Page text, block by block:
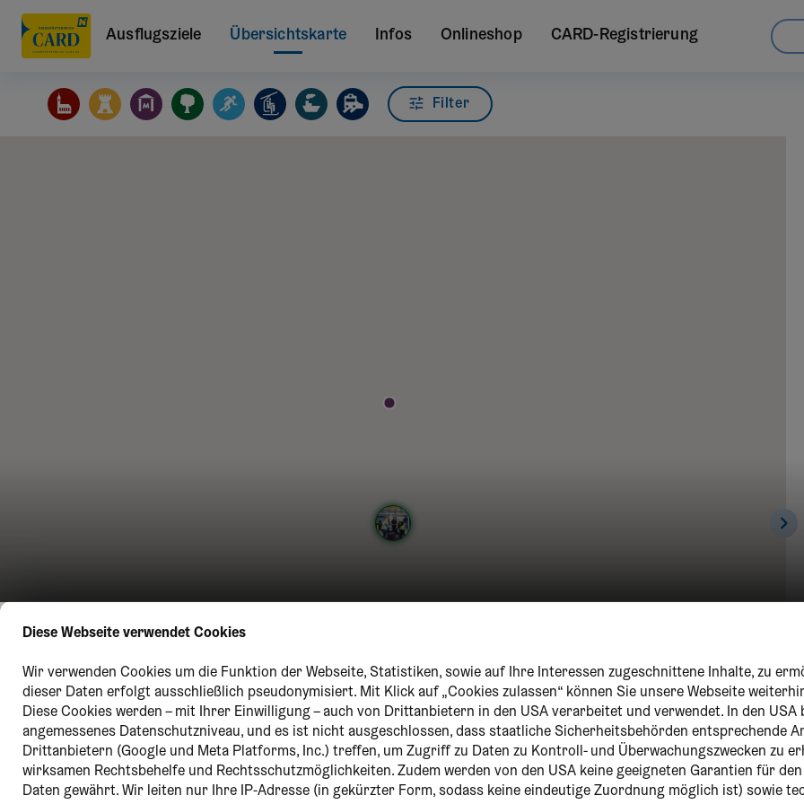
Diese Webseite verwendet Cookies
Wir verwenden Cookies um die Funktion der Webseite, Statistiken, sowie auf Ihre Interessen zugeschnittene Inhalte, zu
dieser Daten erfolgt ausschließlich pseudonymisiert. Mit Klick auf „Cookies zulassen“ können Sie unsere Webseite
Diese Cookies werden – mit Ihrer Einwilligung – auch von Drittanbietern in den USA verarbeitet und verwendet. In den USA
angemessenes Datenschutzniveau, und es ist nicht ausgeschlossen, dass staatliche Sicherheitsbehörden entsprechende
Drittanbietern (Google und Meta Platforms, Inc.) treffen, um Zugriff zu Daten zu Kontroll- und Überwachungszwecken zu
wirksamen Rechtsbehelfe und Rechtsschutzmöglichkeiten. Zudem werden von den USA keine geeigneten Garantien für
Daten gewährt. Wir leiten nur Ihre IP-Adresse (in gekürzter Form, sodass keine eindeutige Zuordnung möglich ist) sowie
Ausflugsziele Übersichtskarte Infos Onlineshop CARD-Registrierung
Filter